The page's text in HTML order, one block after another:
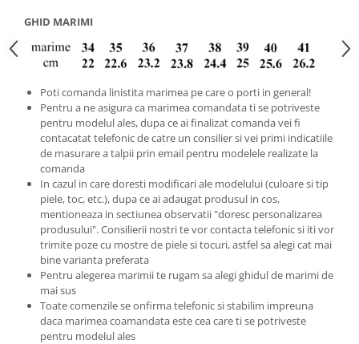
GHID MARIMI
Poti comanda linistita marimea pe care o porti in general!
Pentru a ne asigura ca marimea comandata ti se potriveste
pentru modelul ales, dupa ce ai finalizat comanda vei fi
contacatat telefonic de catre un consilier si vei primi indicatiile
de masurare a talpii prin email pentru modelele realizate la
comanda
In cazul in care doresti modificari ale modelului (culoare si tip
piele, toc, etc.), dupa ce ai adaugat produsul in cos,
mentioneaza in sectiunea observatii "doresc personalizarea
produsului". Consilierii nostri te vor contacta telefonic si iti vor
trimite poze cu mostre de piele si tocuri, astfel sa alegi cat mai
bine varianta preferata
Pentru alegerea marimii te rugam sa alegi ghidul de marimi de
mai sus
Toate comenzile se onfirma telefonic si stabilim impreuna
daca marimea coamandata este cea care ti se potriveste
pentru modelul ales